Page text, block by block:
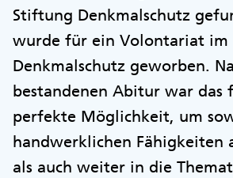
Stiftung Denkmalschutz
wurde für ein Volontariat im
Denkmalschutz geworben.
bestandenen Abitur war das
perfekte Möglichkeit, um
handwerklichen Fähigkeiten
als auch weiter in die